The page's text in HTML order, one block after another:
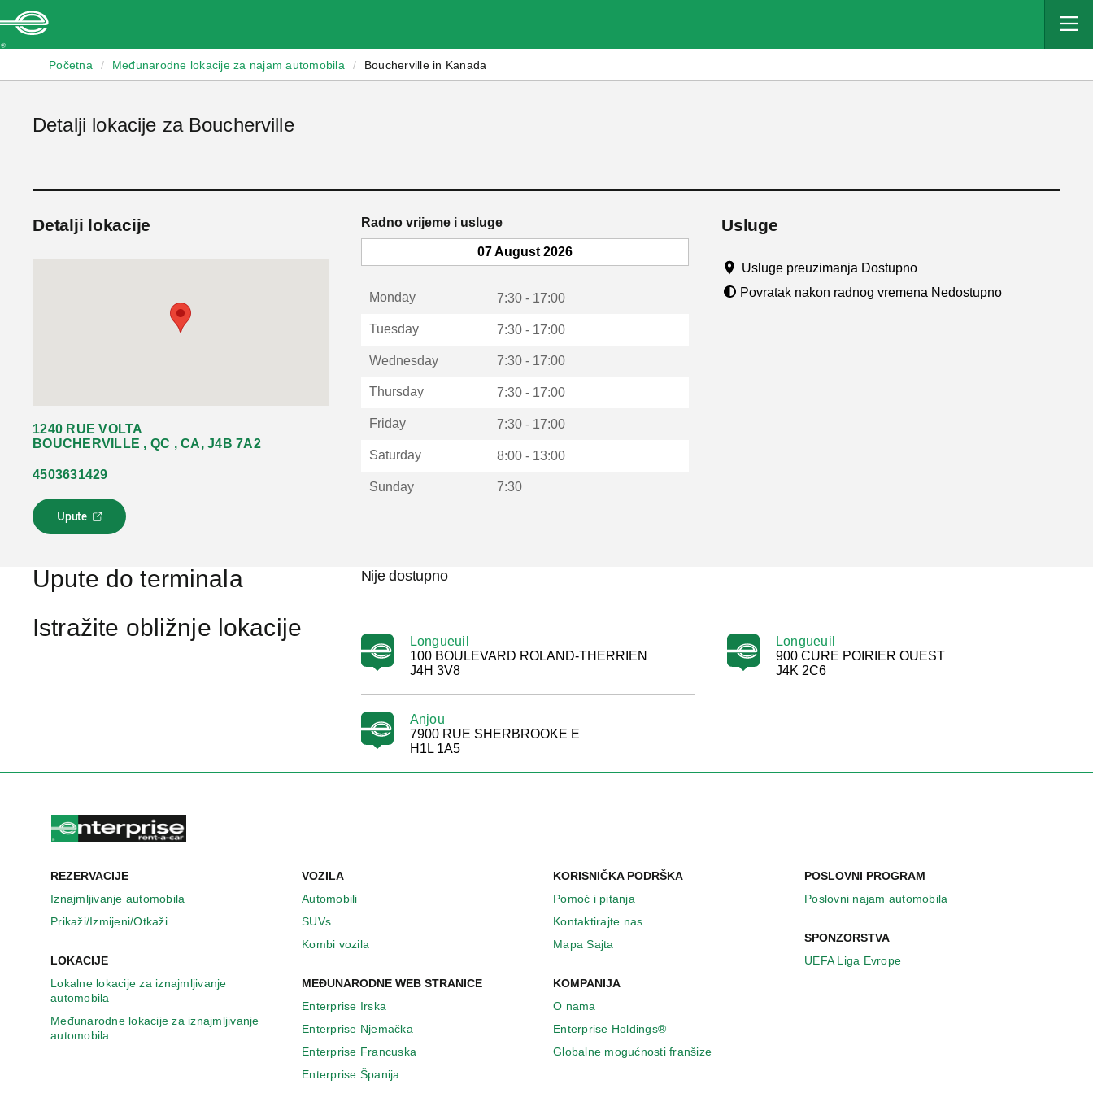
Početna / Međunarodne lokacije za najam automobila / Boucherville in Kanada
Detalji lokacije za Boucherville
Detalji lokacije
1240 RUE VOLTA
BOUCHERVILLE , QC , CA, J4B 7A2
4503631429
Upute
L
i
s
o
t
p
r
o
o
r
Radno vrijeme i usluge
07 August 2026
Monday 7:30 - 17:00
Tuesday 7:30 - 17:00
Wednesday 7:30 - 17:00
Thursday 7:30 - 17:00
Friday 7:30 - 17:00
Saturday 8:00 - 13:00
Sunday 7:30
Usluge
Usluge preuzimanja Dostupno
Povratak nakon radnog vremena Nedostupno
Upute do terminala Nije dostupno
Istražite obližnje lokacije
Longueuil
100 BOULEVARD ROLAND-THERRIEN
J4H 3V8
Longueuil
900 CURE POIRIER OUEST
J4K 2C6
Anjou
7900 RUE SHERBROOKE E
H1L 1A5
REZERVACIJE
Iznajmljivanje automobila
Prikaži/Izmijeni/Otkaži
LOKACIJE
Lokalne lokacije za iznajmljivanje
automobila
Međunarodne lokacije za iznajmljivanje
automobila
VOZILA
Automobili
SUVs
Kombi vozila
MEĐUNARODNE WEB STRANICE
Enterprise Irska
Enterprise Njemačka
Enterprise Francuska
Enterprise Španija
KORISNIČKA PODRŠKA
Pomoć i pitanja
Kontaktirajte nas
Mapa Sajta
KOMPANIJA
O nama
Enterprise Holdings®
Globalne mogućnosti franšize
POSLOVNI PROGRAM
Poslovni najam automobila
SPONZORSTVA
UEFA Liga Evrope